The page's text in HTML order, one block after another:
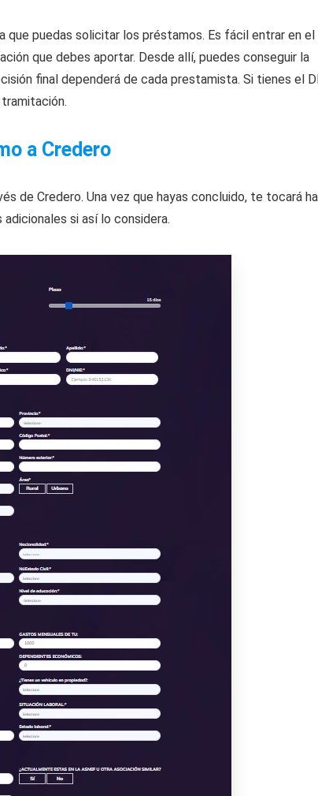
que puedas solicitar los préstamos. Es fácil entrar en el
que debes aportar. Desde allí, puedes conseguir la
final dependerá de cada prestamista. Si tienes el
a Credero
de Credero. Una vez que hayas concluido, te tocará
si así lo considera.